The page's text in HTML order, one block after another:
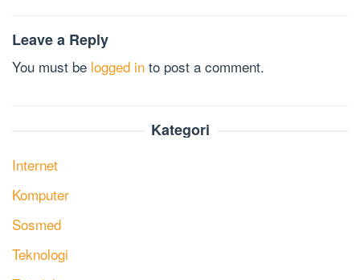
Leave a Reply
You must be logged in to post a comment.
Kategori
Internet
Komputer
Sosmed
Teknologi